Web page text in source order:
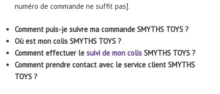
numéro de commande ne suffit pas].
Comment puis-je suivre ma commande SMYTHS TOYS ?
Où est mon colis SMYTHS TOYS ?
Comment effectuer le suivi de mon colis SMYTHS TOYS ?
Comment prendre contact avec le service client SMYTHS
TOYS ?